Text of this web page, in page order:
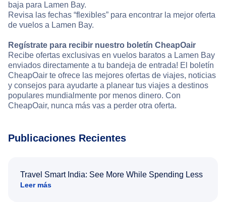
baja para Lamen Bay.
Revisa las fechas “flexibles” para encontrar la mejor oferta
de vuelos a Lamen Bay.
Regístrate para recibir nuestro boletín CheapOair
Recibe ofertas exclusivas en vuelos baratos a Lamen Bay
enviados directamente a tu bandeja de entrada! El boletín
CheapOair te ofrece las mejores ofertas de viajes, noticias
y consejos para ayudarte a planear tus viajes a destinos
populares mundialmente por menos dinero. Con
CheapOair, nunca más vas a perder otra oferta.
Publicaciones Recientes
Travel Smart India: See More While Spending Less
Leer más